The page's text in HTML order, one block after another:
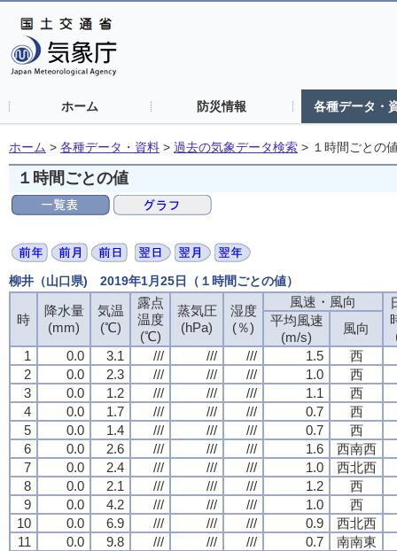
ホーム 防災情報 各種データ・
ホーム > 各種データ・資料 > 過去の気象データ検索 > １時間ごとの
１時間ごとの値
柳井（山口県) 2019年1月25日（１時間ごとの値）
時
降水量
(mm)
気温
(℃)
露点
温度
(℃)
蒸気圧
(hPa)
湿度
(％)
風速・風向
平均風速
(m/s)
風向
1
0.0 3.1 /// /// /// 1.5
西
2
0.0 2.3 /// /// /// 1.0
西
3
0.0 1.2 /// /// /// 1.1
西
4
0.0 1.7 /// /// /// 0.7
西
5
0.0 1.4 /// /// /// 0.7
西
6
0.0 2.6 /// /// /// 1.6
西南西
7
0.0 2.4 /// /// /// 1.0
西北西
8
0.0 2.1 /// /// /// 1.2
西
9
0.0 4.2 /// /// /// 1.0
西
10
0.0 6.9 /// /// /// 0.9
西北西
11
0.0 9.8 /// /// /// 0.7
南南東